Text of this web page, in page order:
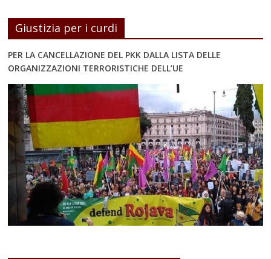
Giustizia per i curdi
PER LA CANCELLAZIONE DEL PKK DALLA LISTA DELLE
ORGANIZZAZIONI TERRORISTICHE DELL’UE